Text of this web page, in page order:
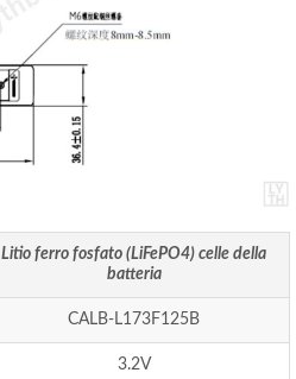
Litio ferro fosfato (LiFePO4) celle della
batteria
CALB-L173F125B
3.2V